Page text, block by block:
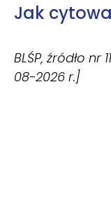
Jak
BLŚP, źródło
08-2026 r.]